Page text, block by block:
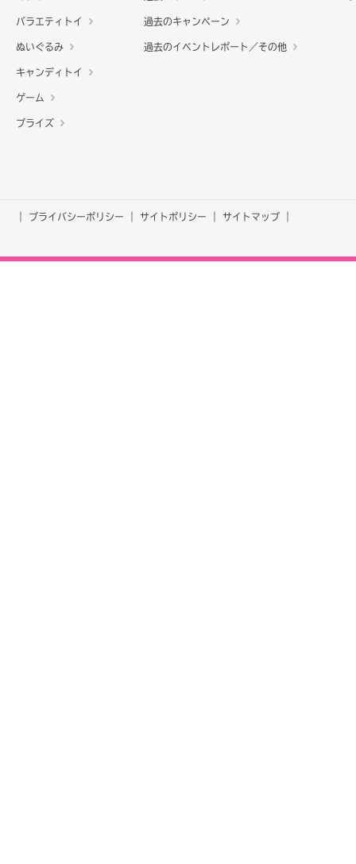
バラエティトイ
ぬいぐるみ
キャンディトイ
ゲーム
プライズ
過去のキャンペーン
過去のイベントレポート／その他
プライバシーポリシー サイトポリシー サイトマップ